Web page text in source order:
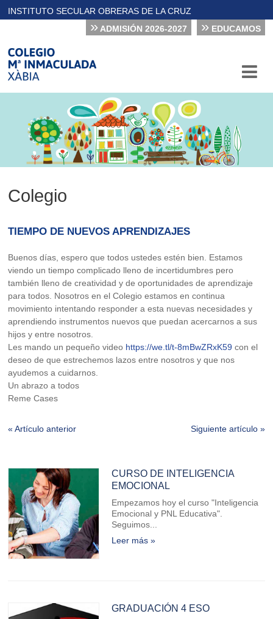
INSTITUTO SECULAR OBRERAS DE LA CRUZ
» ADMISIÓN 2026-2027 » EDUCAMOS
Colegio
TIEMPO DE NUEVOS APRENDIZAJES
Buenos días, espero que todos ustedes estén bien. Estamos
viendo un tiempo complicado lleno de incertidumbres pero
también lleno de creatividad y de oportunidades de aprendizaje
para todos. Nosotros en el Colegio estamos en continua
movimiento intentando responder a esta nuevas necesidades y
aprendiendo instrumentos nuevos que puedan acercarnos a sus
hijos y entre nosotros.
Les mando un pequeño video https://we.tl/t-8mBwZRxK59 con el
deseo de que estrechemos lazos entre nosotros y que nos
ayudemos a cuidarnos.
Un abrazo a todos
Reme Cases
« Artículo anterior Siguiente artículo »
CURSO DE INTELIGENCIA
EMOCIONAL
Empezamos hoy el curso "Inteligencia
Emocional y PNL Educativa".
Seguimos...
Leer más »
GRADUACIÓN 4 ESO